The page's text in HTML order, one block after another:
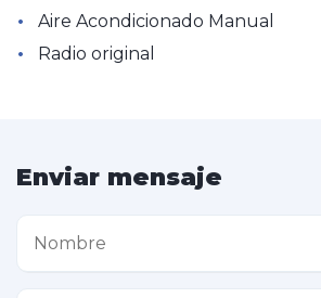
• Aire Acondicionado Manual
• Radio original
Enviar mensaje